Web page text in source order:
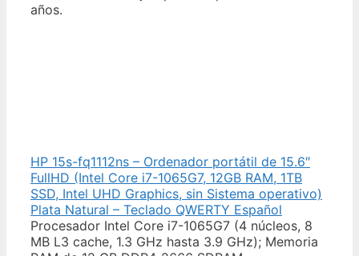
años.
HP 15s-fq1112ns – Ordenador portátil de 15.6″
FullHD (Intel Core i7-1065G7, 12GB RAM, 1TB
SSD, Intel UHD Graphics, sin Sistema operativo)
Plata Natural – Teclado QWERTY Español
Procesador Intel Core i7-1065G7 (4 núcleos, 8
MB L3 cache, 1.3 GHz hasta 3.9 GHz); Memoria